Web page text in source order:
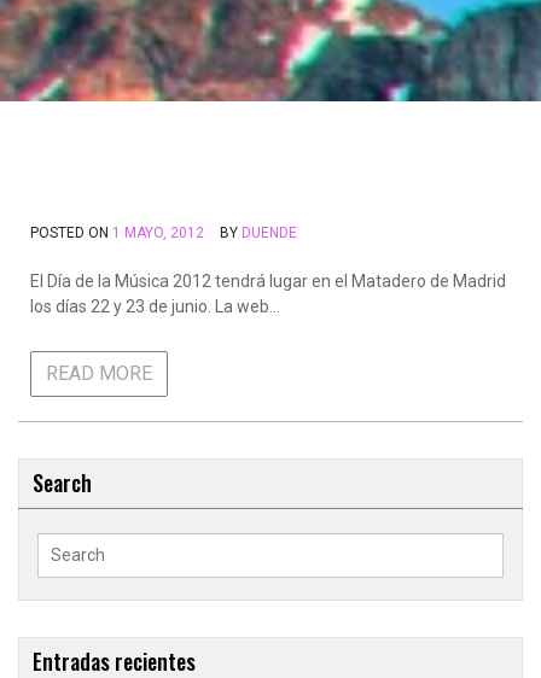
POSTED ON 1 MAYO, 2012 BY DUENDE
El Día de la Música 2012 tendrá lugar en el Matadero de Madrid
los días 22 y 23 de junio. La web…
READ MORE
Search
Search
Entradas recientes